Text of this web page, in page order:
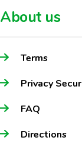
About us
Terms
Privacy
FAQ
Directions